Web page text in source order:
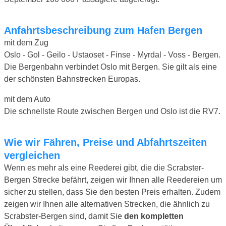
Anfahrtsbeschreibung zum Hafen Bergen
mit dem Zug
Oslo - Gol - Geilo - Ustaoset - Finse - Myrdal - Voss - Bergen.
Die Bergenbahn verbindet Oslo mit Bergen. Sie gilt als eine
der schönsten Bahnstrecken Europas.
mit dem Auto
Die schnellste Route zwischen Bergen und Oslo ist die RV7.
Wie wir Fähren, Preise und Abfahrtszeiten
vergleichen
Wenn es mehr als eine Reederei gibt, die die Scrabster-
Bergen Strecke befährt, zeigen wir Ihnen alle Reedereien um
sicher zu stellen, dass Sie den besten Preis erhalten. Zudem
zeigen wir Ihnen alle alternativen Strecken, die ähnlich zu
Scrabster-Bergen sind, damit Sie den kompletten